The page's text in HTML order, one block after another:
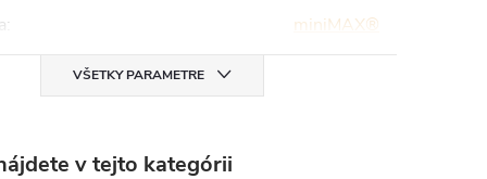
: miniMAX®
VŠETKY PARAMETRE
v tejto kategórii